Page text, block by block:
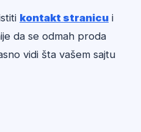
kontakt stranicu i
da se odmah proda
vidi šta vašem sajtu